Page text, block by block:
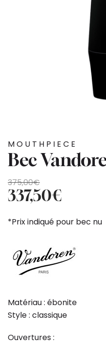
MOUTHPIECE
Bec
375,00€
Original
price
was:
375,00€.
337,50€
Current
price
is:
337,50€.
*Prix indiqué pour bec nu
Matériau : ébonite
Style : classique
Ouvertures :